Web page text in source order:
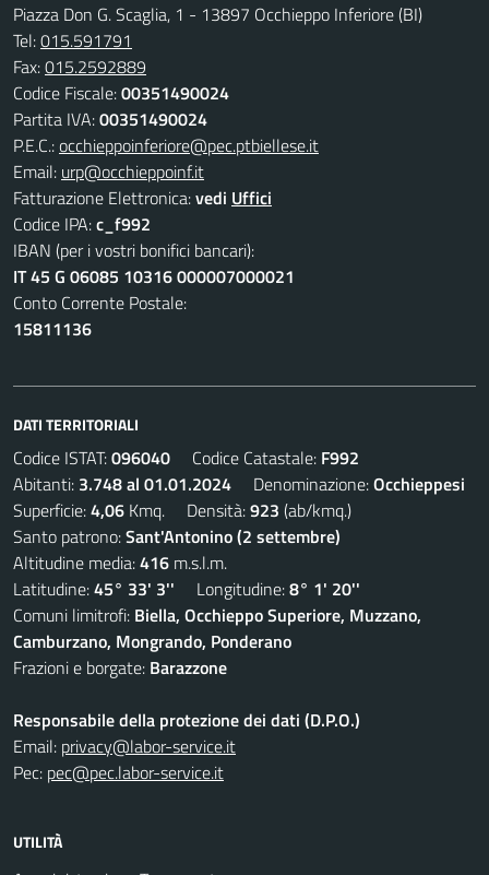
Piazza Don G. Scaglia, 1 - 13897 Occhieppo Inferiore (BI)
Tel:015.591791
Fax:015.2592889
Codice Fiscale:00351490024
Partita IVA:00351490024
P.E.C.:occhieppoinferiore@pec.ptbiellese.it
Email: urp@occhieppoinf.it
Fatturazione Elettronica:vedi Uffici
Codice IPA:c_f992
IBAN (per i vostri bonifici bancari):
IT 45 G 06085 10316 000007000021
Conto Corrente Postale:
15811136
DATI TERRITORIALI
Codice ISTAT:096040 Codice Catastale: F992
Abitanti: 3.748 al 01.01.2024 Denominazione:Occhieppesi
Superficie:4,06 Kmq. Densità:923 (ab/kmq.)
Santo patrono:Sant'Antonino (2 settembre)
Altitudine media:416 m.s.l.m.
Latitudine:45° 33' 3'' Longitudine:8° 1' 20''
Comuni limitrofi: Biella, Occhieppo Superiore, Muzzano,
Camburzano, Mongrando, Ponderano
Frazioni e borgate: Barazzone
Responsabile della protezione dei dati (D.P.O.)
Email: privacy@labor-service.it
Pec: pec@pec.labor-service.it
UTILITÀ